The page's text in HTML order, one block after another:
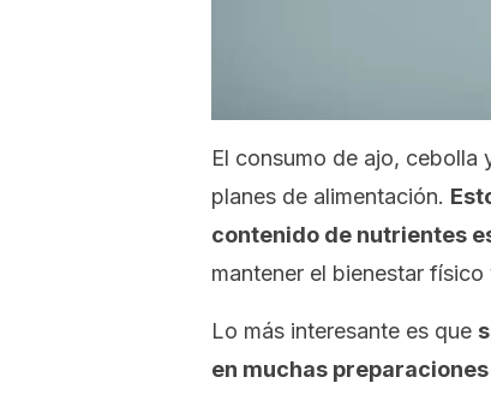
El consumo de ajo, cebolla
planes de alimentación.
contenido de nutrientes
mantener el bienestar físico
Lo más interesante es que
en muchas